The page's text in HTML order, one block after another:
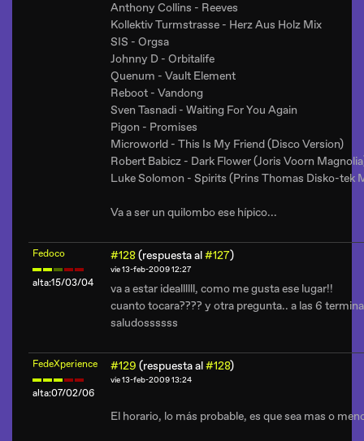
Anthony Collins - Reeves
Kollektiv Turmstrasse - Herz Aus Holz Mix
SIS - Orgsa
Johnny D - Orbitalife
Quenum - Vault Element
Reboot - Vandong
Sven Tasnadi - Waiting For You Again
Pigon - Promises
Microworld - This Is My Friend (Disco Version)
Robert Babicz - Dark Flower (Joris Voorn
Luke Solomon - Spirits (Prins Thomas Disko-tek
Va a ser un quilombo ese hípico...
Fedoco
alta:15/03/04
#128(respuesta al#127)
vie 13-feb-2009 12:27
va a estar ideallllll, como me gusta ese lugar!!
cuanto tocara???? y otra pregunta.. a las 6
saludossssss
FedeXperience
alta:07/02/06
#129 (respuesta al#128)
vie 13-feb-2009 13:24
El horario, lo más probable, es que sea mas o